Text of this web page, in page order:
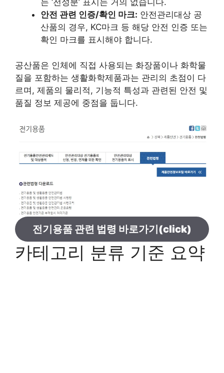
는 ‘전성분’ 표시는 거의 없습니다.
안전 관련 인증/확인 마크: 안전관리대상 공
산품의 경우, KC마크 등 해당 안전 인증 또는
확인 마크를 표시해야 합니다.
공산품은 인체에 직접 사용되는 화장품이나 화학물
질을 포함하는 생활화학제품과는 관리의 초점이 다
르며, 제품의 물리적, 기능적 특성과 관련된 안전 및
품질 정보 제공에 중점을 둡니다.
전기용품 관련 법령 바로가기(click)
카테고리 분류 기준 요약